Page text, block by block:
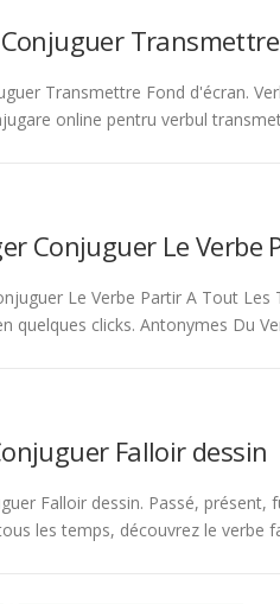
Transmettre Fond d'écran.
online pentru verbul
Conjuguer Le Verbe
Le Verbe Partir A Tout
quelques clicks. Antonymes Du
Falloir dessin
Falloir dessin. Passé,
les temps, découvrez le verbe